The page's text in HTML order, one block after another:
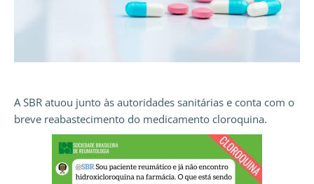
A SBR atuou junto às autoridades sanitárias e conta com o
breve reabastecimento do medicamento cloroquina.